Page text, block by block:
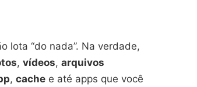
lota “do nada”. Na verdade,
, vídeos, arquivos
, cache e até apps que você